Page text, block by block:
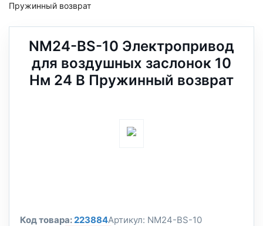
Пружинный возврат
NM24-BS-10 Электропривод
для воздушных заслонок 10
Нм 24 В Пружинный возврат
Код товара:223884Артикул: NM24-BS-10